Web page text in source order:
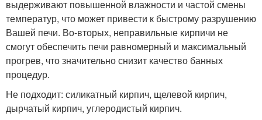
выдерживают повышенной влажности и частой смены
температур, что может привести к быстрому разрушению
Вашей печи. Во-вторых, неправильные кирпичи не
смогут обеспечить печи равномерный и максимальный
прогрев, что значительно снизит качество банных
процедур.
Не подходит: силикатный кирпич, щелевой кирпич,
дырчатый кирпич, углеродистый кирпич.